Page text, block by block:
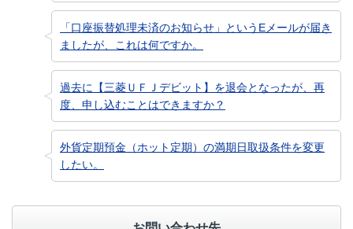
「口座振替処理未済のお知らせ」というEメールが届き
ましたが、これは何ですか。
過去に【三菱ＵＦＪデビット】を退会となったが、再
度、申し込むことはできますか？
外貨定期預金（ホット定期）の満期日取扱条件を変更
したい。